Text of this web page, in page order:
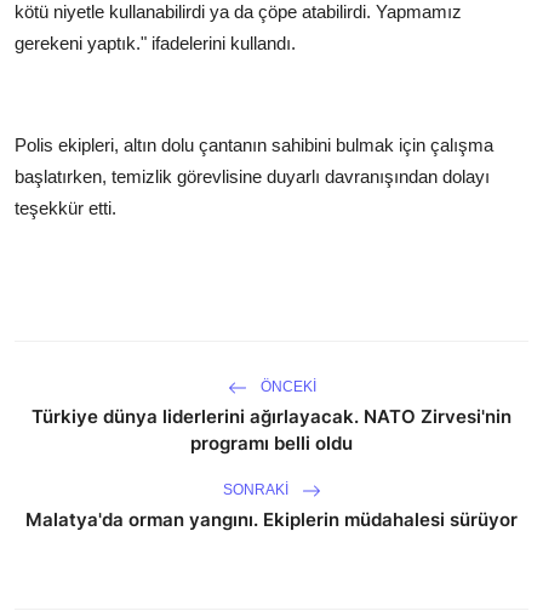
kötü niyetle kullanabilirdi ya da çöpe atabilirdi. Yapmamız
gerekeni yaptık." ifadelerini kullandı.
Polis ekipleri, altın dolu çantanın sahibini bulmak için çalışma
başlatırken, temizlik görevlisine duyarlı davranışından dolayı
teşekkür etti.
ÖNCEKI
Türkiye dünya liderlerini ağırlayacak. NATO Zirvesi'nin
programı belli oldu
SONRAKI
Malatya'da orman yangını. Ekiplerin müdahalesi sürüyor